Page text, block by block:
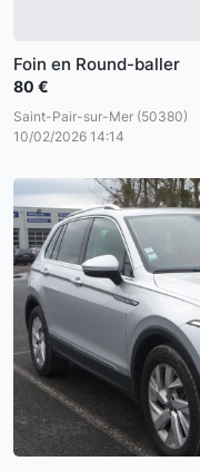
Foin en Round-baller
80 €
Saint-Pair-sur-Mer (50380)
10/02/2026 14:14